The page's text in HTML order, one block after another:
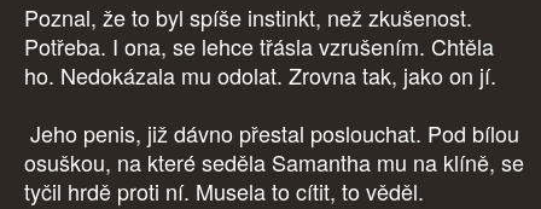
Poznal, že to byl spíše instinkt, než zkušenost.
Potřeba. I ona, se lehce třásla vzrušením. Chtěla
ho. Nedokázala mu odolat. Zrovna tak, jako on jí.
Jeho penis, již dávno přestal poslouchat. Pod bílou
osuškou, na které seděla Samantha mu na klíně, se
tyčil hrdě proti ní. Musela to cítit, to věděl.